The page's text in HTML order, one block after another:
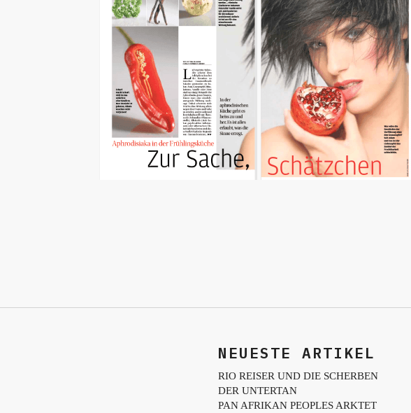
NEUESTE ARTIKEL
RIO REISER UND DIE SCHERBEN
DER UNTERTAN
PAN AFRIKAN PEOPLES ARKTET